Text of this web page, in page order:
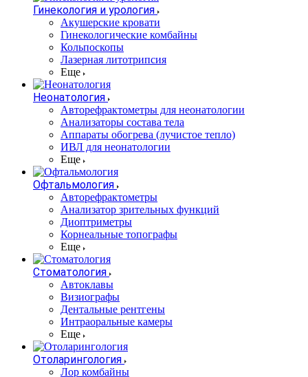
Гинекология и урология
Акушерские кровати
Гинекологические комбайны
Кольпоскопы
Лазерная литотрипсия
Еще
Неонатология
Авторефрактометры для неонатологии
Анализаторы состава тела
Аппараты обогрева (лучистое тепло)
ИВЛ для неонатологии
Еще
Офтальмология
Авторефрактометры
Анализатор зрительных функций
Диоптриметры
Корнеальные топографы
Еще
Стоматология
Автоклавы
Визиографы
Дентальные рентгены
Интраоральные камеры
Еще
Отоларингология
Лор комбайны